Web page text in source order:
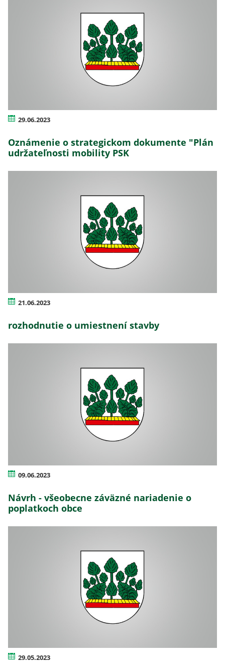
29.06.2023
Oznámenie o strategickom dokumente "Plán
udržateľnosti mobility PSK
21.06.2023
rozhodnutie o umiestnení stavby
09.06.2023
Návrh - všeobecne záväzné nariadenie o
poplatkoch obce
29.05.2023